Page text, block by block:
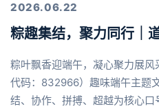
2026.06.22
粽趣集结，聚力同行｜
粽叶飘香迎端午，凝心聚力展
代码：832966）趣味端午主题
结、协作、拼搏、超越为核心